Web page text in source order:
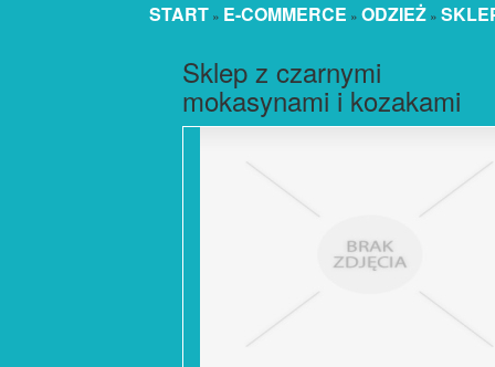
START » E-COMMERCE » ODZIEŻ »
Sklep z czarnymi
mokasynami i kozakami